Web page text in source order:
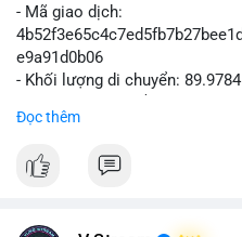
- Mã giao dịch:
e9a91d0b06
- Khối lượng di chuyển:
USD)
Đọc thêm